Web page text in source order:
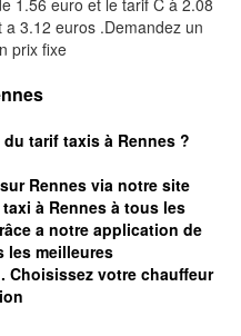
1.56 euro et le tarif C à 2.08
3.12 euros .Demandez un
prix fixe
du tarif taxis à Rennes ?
Rennes via notre site
à Rennes à tous les
a notre application de
les meilleures
Choisissez votre chauffeur